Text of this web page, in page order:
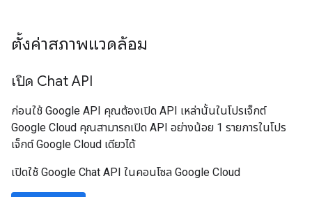
ตั้งค่าสภาพแวดล้อม
เปิด Chat API
ก่อนใช้ Google API คุณต้องเปิด API เหล่านั้นในโปรเจ็กต์
Google Cloud คุณสามารถเปิด API อย่างน้อย 1 รายการในโปร
เจ็กต์ Google Cloud เดียวได้
เปิดใช้ Google Chat API ในคอนโซล Google Cloud